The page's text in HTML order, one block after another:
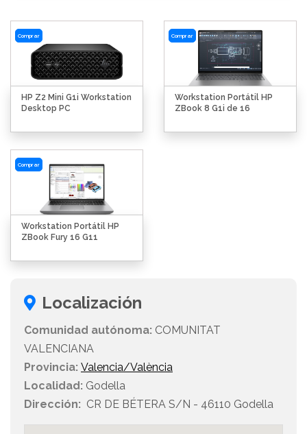
Comprar
HP Z2 Mini G1i Workstation
Desktop PC
Comprar
Workstation Portátil HP
ZBook 8 G1i de 16
Comprar
Workstation Portátil HP
ZBook Fury 16 G11
Localización
Comunidad autónoma: COMUNITAT
VALENCIANA
Provincia: Valencia/València
Localidad: Godella
Dirección: CR DE BÉTERA S/N - 46110 Godella